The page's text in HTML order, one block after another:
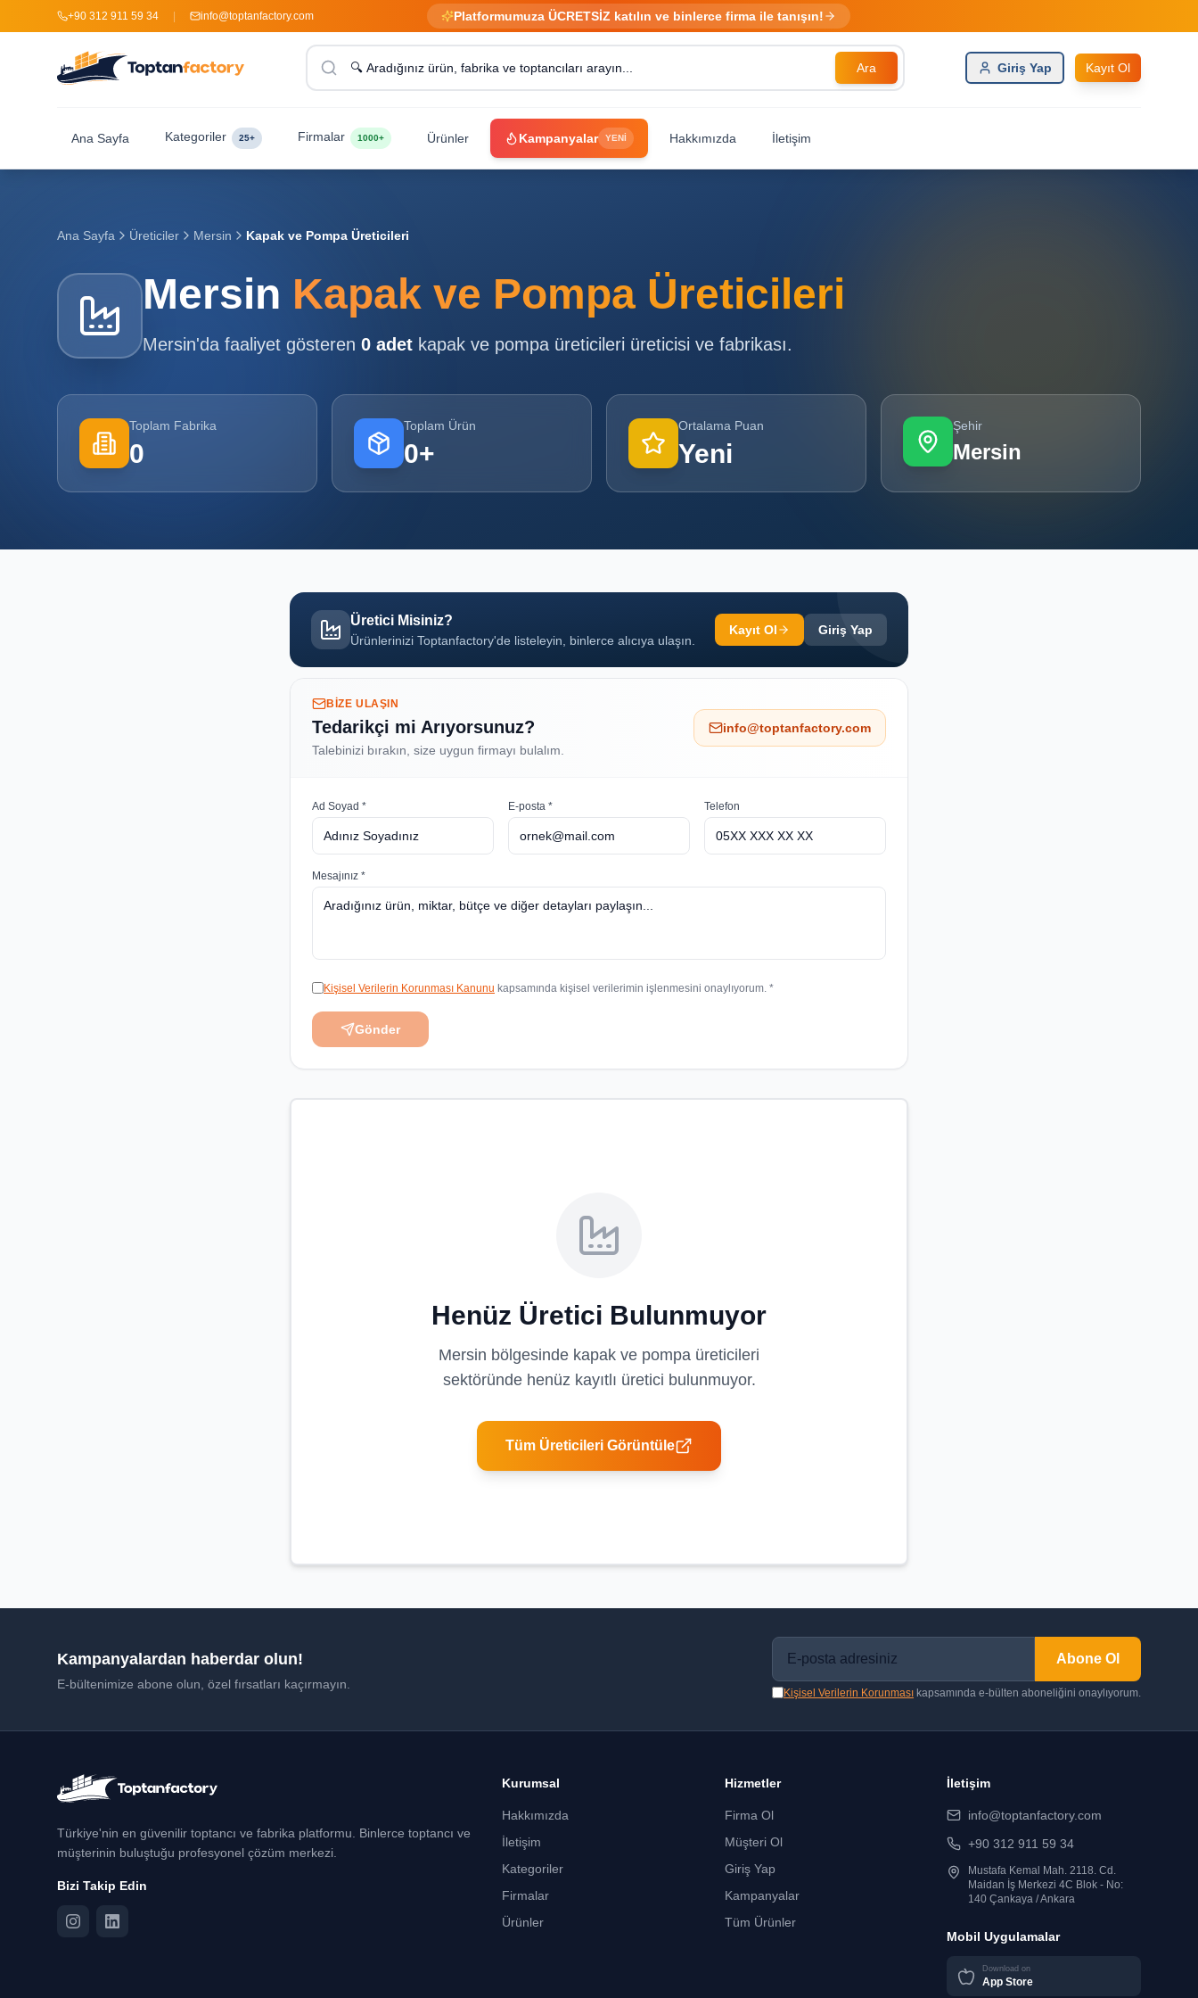
+90 312 911 59 34 info@toptanfactory.com Platformumuza ÜCRETSİZ katılın ve binlerce firma ile tanışın!
Ara Giriş Yap Kayıt Ol
Ana Sayfa Kategoriler 25+ Firmalar 1000+ Ürünler Kampanyalar YENİ Hakkımızda İletişim
Ana Sayfa Üreticiler Mersin Kapak ve Pompa Üreticileri
Mersin Kapak ve Pompa Üreticileri
Mersin'da faaliyet gösteren 0 adet kapak ve pompa üreticileri üreticisi ve fabrikası.
Toplam Fabrika
0
Toplam Ürün
0+
Ortalama Puan
Yeni
Şehir
Mersin
Üretici Misiniz?
Ürünlerinizi Toptanfactory'de listeleyin, binlerce alıcıya ulaşın.
Kayıt Ol Giriş Yap
BIZE ULAŞIN
Tedarikçi mi Arıyorsunuz?
Talebinizi bırakın, size uygun firmayı bulalım.
info@toptanfactory.com
Ad Soyad * E-posta * Telefon
Mesajınız *
Kişisel Verilerin Korunması Kanunu kapsamında kişisel verilerimin işlenmesini onaylıyorum. *
Gönder
Henüz Üretici Bulunmuyor
Mersin bölgesinde kapak ve pompa üreticileri
sektöründe henüz kayıtlı üretici bulunmuyor.
Tüm Üreticileri Görüntüle
Kampanyalardan haberdar olun!
E-bültenimize abone olun, özel fırsatları kaçırmayın.
Abone Ol
Kişisel Verilerin Korunması kapsamında e-bülten aboneliğini onaylıyorum.
Türkiye'nin en güvenilir toptancı ve fabrika platformu. Binlerce toptancı ve
müşterinin buluştuğu profesyonel çözüm merkezi.
Bizi Takip Edin
Kurumsal
Hakkımızda
İletişim
Kategoriler
Firmalar
Ürünler
Hizmetler
Firma Ol
Müşteri Ol
Giriş Yap
Kampanyalar
Tüm Ürünler
İletişim
info@toptanfactory.com
+90 312 911 59 34
Mustafa Kemal Mah. 2118. Cd.
Maidan İş Merkezi 4C Blok - No:
140 Çankaya / Ankara
Mobil Uygulamalar
Download on
App Store